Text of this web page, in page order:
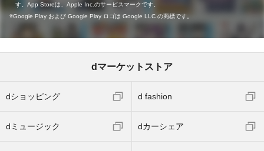
す。App Storeは、Apple Inc.のサービスマークです。
Google Play および Google Play ロゴは Google LLC の商標です。
dマーケットストア
dショッピング d fashion
dミュージック dカーシェア